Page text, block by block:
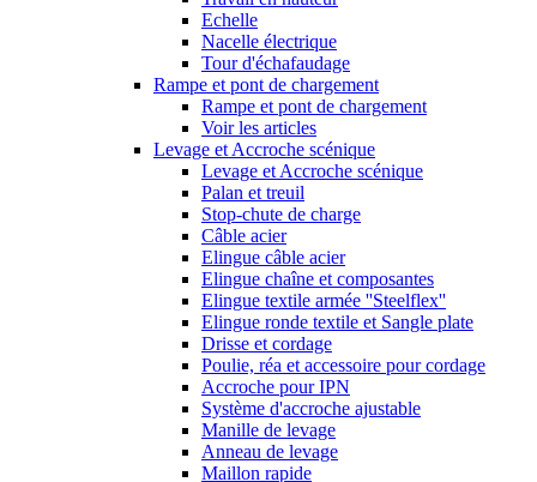
Echelle
Nacelle électrique
Tour d'échafaudage
Rampe et pont de chargement
Rampe et pont de chargement
Voir les articles
Levage et Accroche scénique
Levage et Accroche scénique
Palan et treuil
Stop-chute de charge
Câble acier
Elingue câble acier
Elingue chaîne et composantes
Elingue textile armée ''Steelflex''
Elingue ronde textile et Sangle plate
Drisse et cordage
Poulie, réa et accessoire pour cordage
Accroche pour IPN
Système d'accroche ajustable
Manille de levage
Anneau de levage
Maillon rapide